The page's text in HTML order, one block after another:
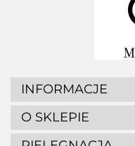
INFORMACJE
O SKLEPIE